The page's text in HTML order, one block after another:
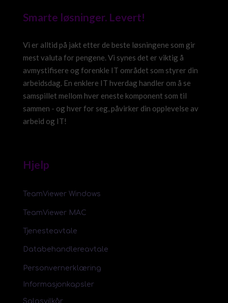
Smarte løsninger. Levert!
Vi er alltid på jakt etter de beste løsningene som gir
mest valuta for pengene. Vi synes det er viktig å
avmystifisere og forenkle IT området som styrer din
arbeidsdag. En enklere IT hverdag handler om å se
samspillet mellom hver eneste komponent som til
sammen - og hver for seg, påvirker din opplevelse av
arbeid og IT!
Hjelp
TeamViewer Windows
TeamViewer MAC
Tjenesteavtale
Databehandlereavtale
Personvernerklæring
Informasjonkapsler
Salgsvilkår